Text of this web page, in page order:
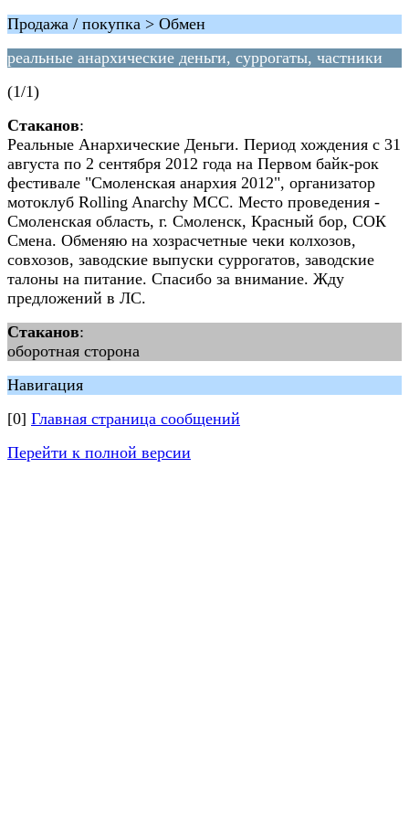
Продажа / покупка > Обмен
реальные анархические деньги, суррогаты, частники
(1/1)
Стаканов:
Реальные Анархические Деньги. Период хождения с 31
августа по 2 сентября 2012 года на Первом байк-рок
фестивале "Смоленская анархия 2012", организатор
мотоклуб Rolling Anarchy МСС. Место проведения -
Смоленская область, г. Смоленск, Красный бор, СОК
Смена. Обменяю на хозрасчетные чеки колхозов,
совхозов, заводские выпуски суррогатов, заводские
талоны на питание. Спасибо за внимание. Жду
предложений в ЛС.
Стаканов:
оборотная сторона
Навигация
[0] Главная страница сообщений
Перейти к полной версии